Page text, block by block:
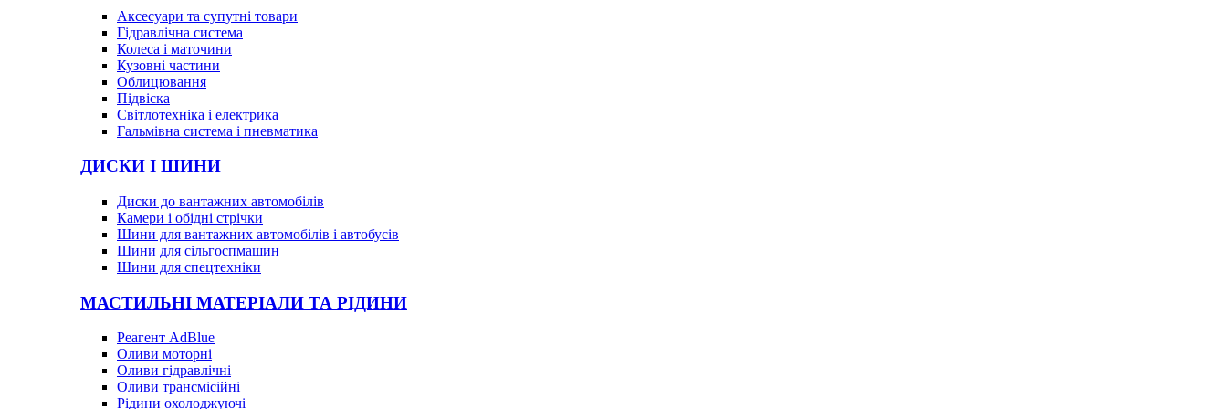
Аксесуари та супутні товари
Гідравлічна система
Колеса і маточини
Кузовні частини
Облицювання
Підвіска
Світлотехніка і електрика
Гальмівна система і пневматика
ДИСКИ І ШИНИ
Диски до вантажних автомобілів
Камери і обідні стрічки
Шини для вантажних автомобілів і автобусів
Шини для сільгоспмашин
Шини для спецтехніки
МАСТИЛЬНІ МАТЕРІАЛИ ТА РІДИНИ
Реагент AdBlue
Оливи моторні
Оливи гідравлічні
Оливи трансмісійні
Рідини охолоджуючі